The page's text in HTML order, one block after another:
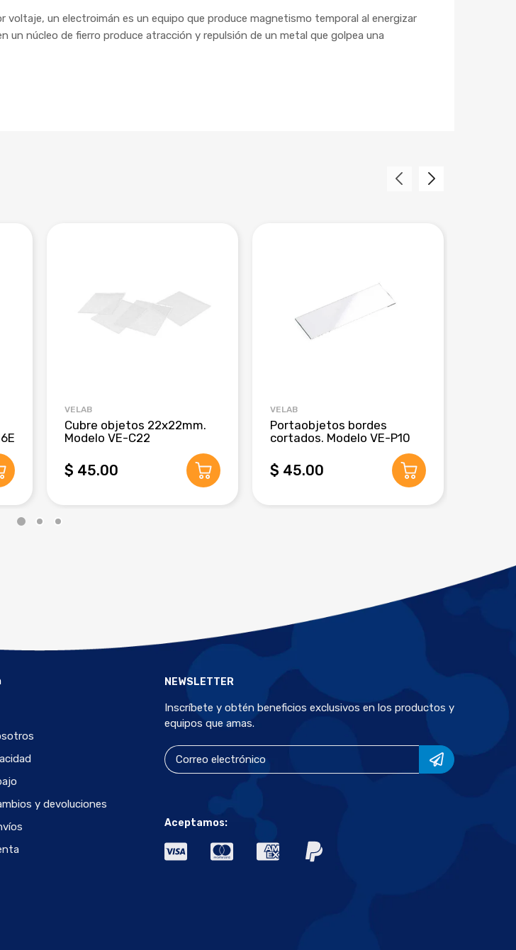
un electroimán es un equipo que produce magnetismo temporal al energizar
núcleo de fierro produce atracción y repulsión de un metal que golpea una
VELAB
Cubre objetos 22x22mm.
Modelo VE-C22
$ 45.00
VELAB
Portaobjetos bordes
cortados. Modelo VE-P10
$ 45.00
y devoluciones
NEWSLETTER
Inscríbete y obtén beneficios exclusivos en los productos y
equipos que amas.
Aceptamos: